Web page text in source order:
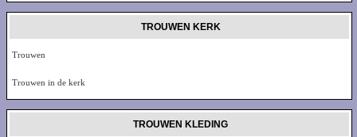
TROUWEN KERK
Trouwen
Trouwen in de kerk
TROUWEN KLEDING